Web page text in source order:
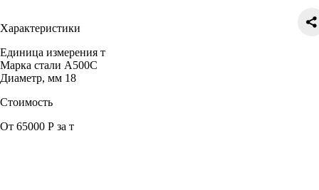
Характеристики
Единица измерения т
Марка стали А500С
Диаметр, мм 18
Стоимость
От 65000 Р за т